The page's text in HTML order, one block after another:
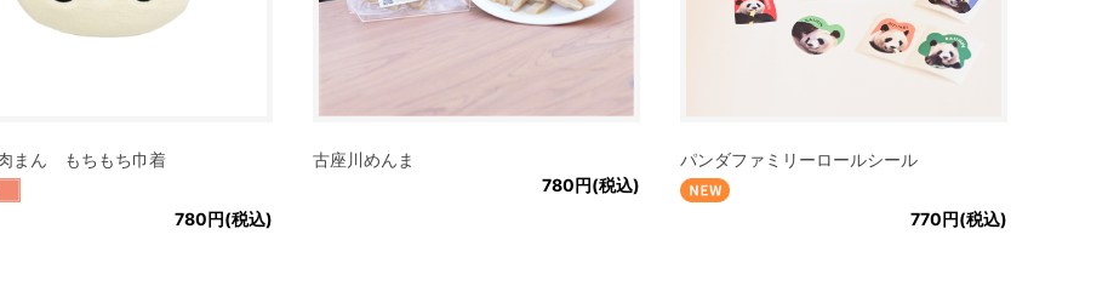
まん もちもち巾着
780円(税込)
古座川めんま
780円(税込)
パンダファミリーロールシール
770円(税込)